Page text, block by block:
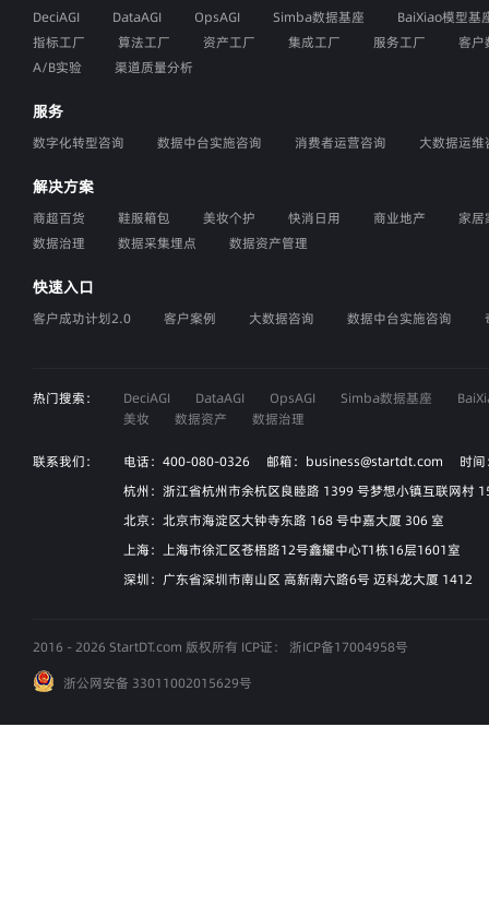
DeciAGI DataAGI OpsAGI Simba数据基座
BaiXiao模型基
指标工厂
算法工厂 资产工厂 集成工厂 服务工厂
客户
A/B实验
渠道质量分析
服务
数字化转型咨询 数据中台实施咨询 消费者运营咨询 大数据运维
解决方案
商超百货 鞋服箱包 美妆个护 快消日用 商业地产
家居
数据治理
数据采集埋点 数据资产管理
快速入口
客户成功计划2.0 客户案例 大数据咨询 数据中台实施咨询
热门搜索： DeciAGI DataAGI OpsAGI Simba数据基座
美妆
数据资产 数据治理
联系我们：
电话：400-080-0326 邮箱：business@startdt.com 时间
杭州：浙江省杭州市余杭区良睦路 1399 号梦想小镇互联网村
北京：北京市海淀区大钟寺东路 168 号中嘉大厦 306 室
上海：上海市徐汇区苍梧路12号鑫耀中心T1栋16层1601室
深圳：广东省深圳市南山区 高新南六路6号 迈科龙大厦 1412
2016 - 2026 StartDT.com 版权所有 ICP证： 浙ICP备17004958号
浙公网安备 33011002015629号